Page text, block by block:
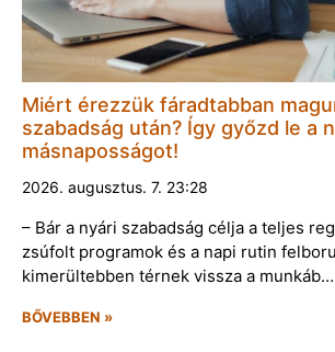
Miért érezzük fáradtabban
szabadság után? Így győzd le a
másnaposságot!
2026. augusztus. 7. 23:28
– Bár a nyári szabadság célja a teljes
zsúfolt programok és a napi rutin
kimerültebben térnek vissza a munkáb…
BŐVEBBEN »